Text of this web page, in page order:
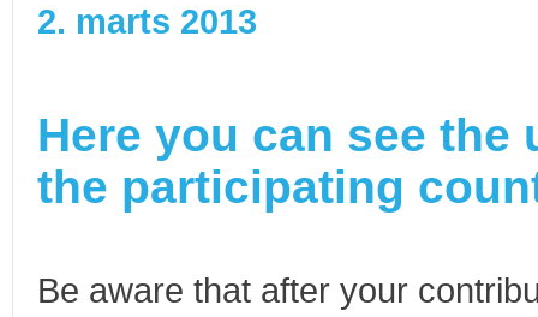
2. marts 2013
Here you can see
the participating
Be aware that after your